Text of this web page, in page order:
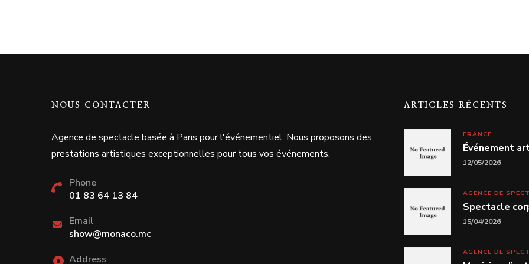
NOUS CONTACTER
Agence de spectacle basée à Paris pour l'événementiel. Nous proposons des
prestations artistiques exceptionnelles pour tous vos événements.
Phone
01 83 64 13 84
Email
show@monaco.mc
Address
ARTICLES RÉCENTS
FRANCE
Événement
12/05/2026
AGENCE DE
Spectacle
15/04/2026
AGENCE DE